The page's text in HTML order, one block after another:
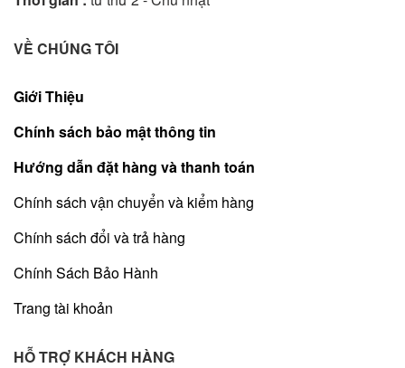
VỀ CHÚNG TÔI
Giới Thiệu
Chính sách bảo mật thông tin
Hướng dẫn đặt hàng và thanh toán
Chính sách vận chuyển và kiểm hàng
Chính sách đổi và trả hàng
Chính Sách Bảo Hành
Trang tài khoản
HỖ TRỢ KHÁCH HÀNG